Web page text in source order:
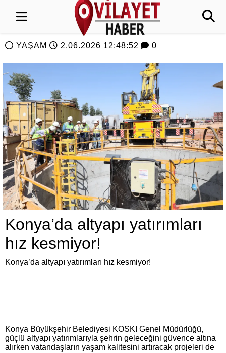
YAŞAM 2.06.2026 12:48:52 0
Konya’da altyapı yatırımları
hız kesmiyor!
Konya’da altyapı yatırımları hız kesmiyor!
Konya Büyükşehir Belediyesi KOSKİ Genel Müdürlüğü,
güçlü altyapı yatırımlarıyla şehrin geleceğini güvence altına
alırken vatandaşların yaşam kalitesini artıracak projeleri de